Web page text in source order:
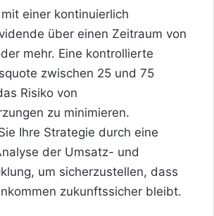
einer kontinuierlich
über einen Zeitraum von
mehr. Eine kontrollierte
zwischen 25 und 75
Risiko von
zu minimieren.
Ihre Strategie durch eine
der Umsatz- und
um sicherzustellen, dass
zukunftssicher bleibt.